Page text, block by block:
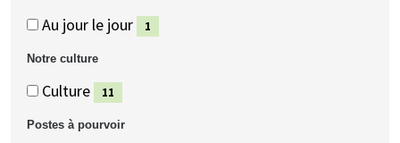
La
vie
La
vie
Au jour le jour
(1
1
Notre culture
Notre
culture
Notre
culture
Culture
(11
11
Postes à pourvoir